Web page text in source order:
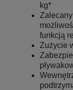
kg*
funkcją
Zużycie